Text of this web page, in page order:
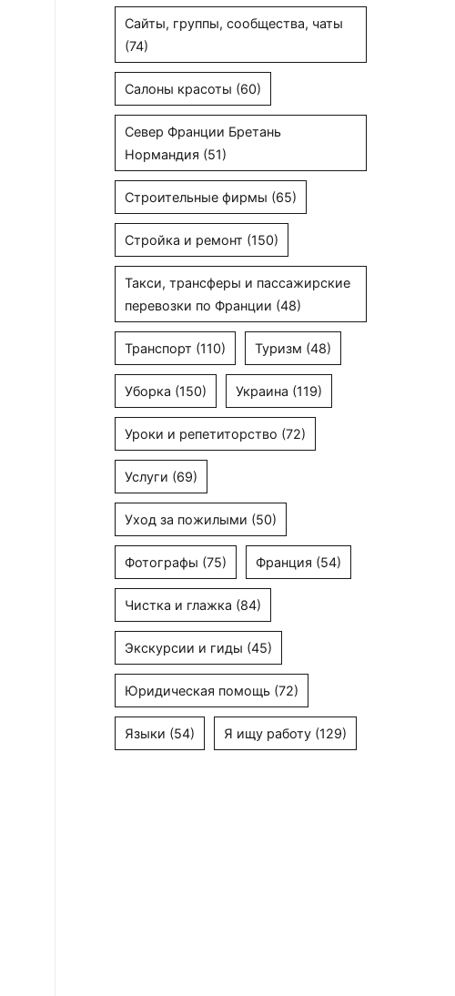
Сайты, группы, сообщества, чаты
(74)
Салоны красоты (60)
Север Франции Бретань
Нормандия (51)
Строительные фирмы (65)
Стройка и ремонт (150)
Такси, трансферы и пассажирские
перевозки по Франции (48)
Транспорт (110) Туризм (48)
Уборка (150) Украина (119)
Уроки и репетиторство (72)
Услуги (69)
Уход за пожилыми (50)
Фотографы (75) Франция (54)
Чистка и глажка (84)
Экскурсии и гиды (45)
Юридическая помощь (72)
Языки (54) Я ищу работу (129)